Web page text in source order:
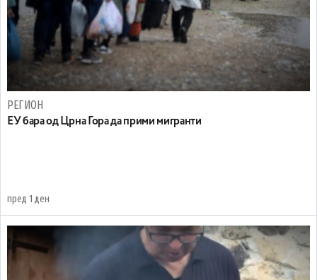
РЕГИОН
EУ бара од Црна Гора да прими мигранти
пред 1 ден